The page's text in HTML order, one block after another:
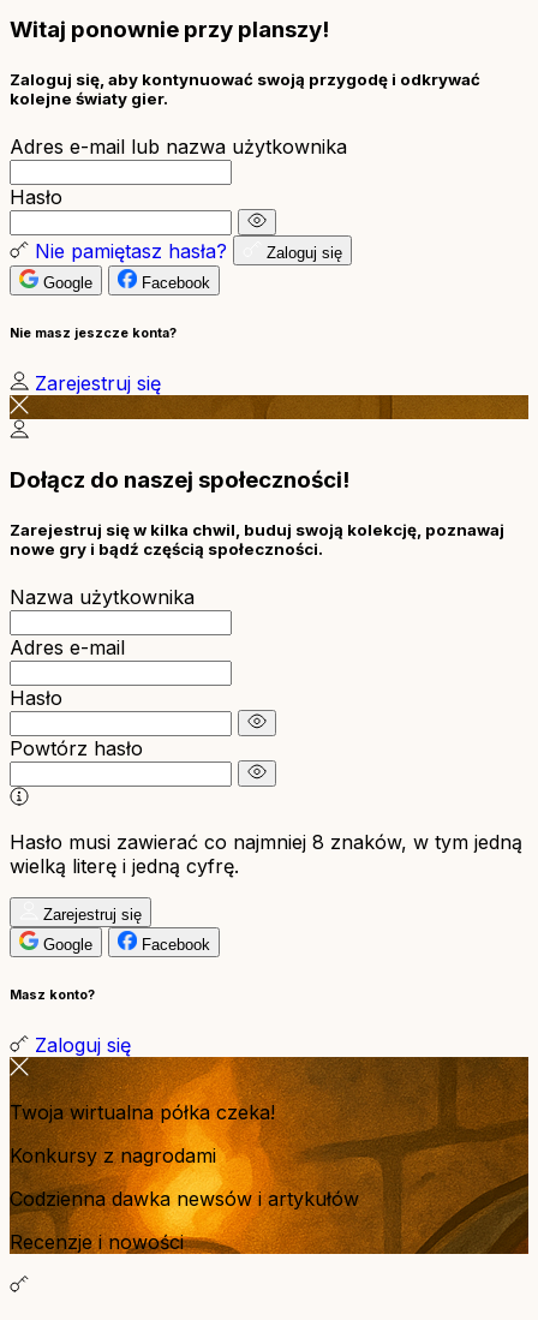
Witaj ponownie przy planszy!
Zaloguj się, aby kontynuować swoją przygodę i odkrywać
kolejne światy gier.
Adres e-mail lub nazwa użytkownika
Hasło
Nie pamiętasz hasła?
Zaloguj się
Google
Facebook
Nie masz jeszcze konta?
Zarejestruj się
Dołącz do naszej społeczności!
Zarejestruj się w kilka chwil, buduj swoją kolekcję, poznawaj
nowe gry i bądź częścią społeczności.
Nazwa użytkownika
Adres e-mail
Hasło
Powtórz hasło
Hasło musi zawierać co najmniej 8 znaków, w tym jedną
wielką literę i jedną cyfrę.
Zarejestruj się
Google
Facebook
Masz konto?
Zaloguj się
Twoja wirtualna półka czeka!
Konkursy z nagrodami
Codzienna dawka newsów i artykułów
Recenzje i nowości